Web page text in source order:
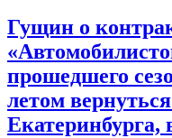
Гущин о
прошедшего
летом
Екатеринбурга,